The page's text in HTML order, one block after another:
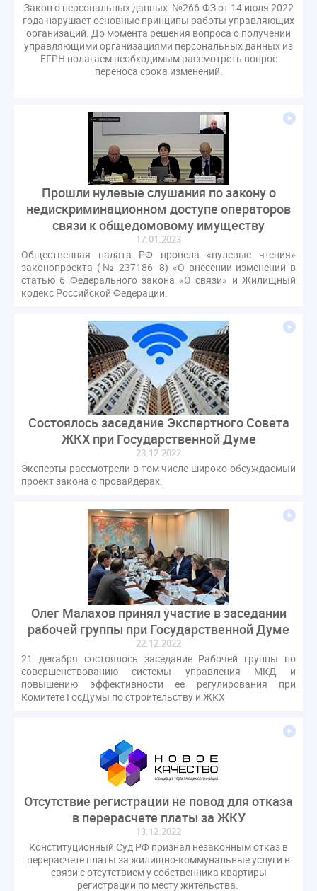
управляющие организации
Альберт Короленко
Госуслуги
ЖК РФ КоАП РФ
Почта России
РСО
Стандарты и качество
встреча
налоговая реформа
Всероссийское совещание
ГД
Госсовет
Жилищная инспекция
Закон Хинштейна
Зарубежный опыт
Исследования
Казань
МВД
Минфин НДС
Общественная палата
Рабочая группа
Регулирование Персональные данные ЕГРН
СРО регулирование ГЖИ лицензирование надзор
Совет Федерации
Сотрудничество
вебинар
запрет на уступку
запрос
инициатива
информационная система ЖКХ
контроль
мораторий
обсуждение
отчетность УК
персональные данные
реформирование ЖКХ
1 сентября
2035 ВЦИОМ
Владимир Путин
ГПК РФ ГУО
Геллер
Государственная дума
Дезинфекция
Дума
ЕФИЦ
Законопроект Минстрой
Законопроект теплоснабжение ответственность
Законотворчество
Заседание
Игорь Владимиров
Качество
Кейс
Комиссия РСПП по ЖКХ
Конституционный Суд
Кошелев Пахомов
Лицензии М.Геллер
НК РФ
Награды Новая УК
ПМЭФ-2024
Перепланировка ОДИ
Пломба
Поручение Президента
Правительства РФ
Правительство диагностика
Праздники
РКЦ
Разъяснения
Свидетельство о поверке
Соглашение о сотрудничестве
Статья
Стратегия развития ЖКХ 2030
Судебная практика ЖКХ
Требования
Форум
Цифорвизация
арендатор
вентиляционные каналы
вода
выбор УК
гарантийная управляющая компания
Закон о персональных данных №266-ФЗ от 14 июля 2022
года нарушает основные принципы работы управляющих
организаций. До момента решения вопроса о получении
управляющими организациями персональных данных из
ЕГРН полагаем необходимым рассмотреть вопрос
переноса срока изменений.
Прошли нулевые слушания по закону о
недискриминационном доступе операторов
связи к общедомовому имуществу
17.01.2023
Общественная палата РФ провела «нулевые чтения»
законопроекта (№ 237186–8) «О внесении изменений в
статью 6 Федерального закона «О связи» и Жилищный
кодекс Российской Федерации.
Состоялось заседание Экспертного Совета
ЖКХ при Государственной Думе
23.12.2022
Эксперты рассмотрели в том числе широко обсуждаемый
проект закона о провайдерах.
Олег Малахов принял участие в заседании
рабочей группы при Государственной Думе
22.12.2022
21 декабря состоялось заседание Рабочей группы по
совершенствованию системы управления МКД и
повышению эффективности ее регулирования при
Комитете ГосДумы по строительству и ЖКХ
Отсутствие регистрации не повод для отказа
в перерасчете платы за ЖКУ
13.12.2022
Конституционный Суд РФ признал незаконным отказ в
перерасчете платы за жилищно-коммунальные услуги в
связи с отсутствием у собственника квартиры
регистрации по месту жительства.